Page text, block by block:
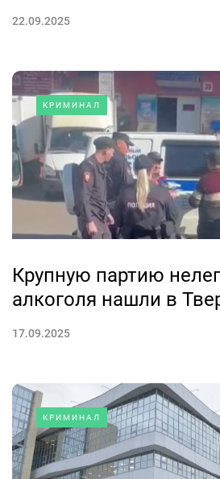
22.09.2025
КРИМИНАЛ
Крупную партию
алкоголя нашли в
17.09.2025
КРИМИНАЛ